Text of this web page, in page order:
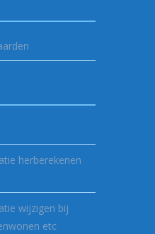
herberekenen
wijzigen bij
etc